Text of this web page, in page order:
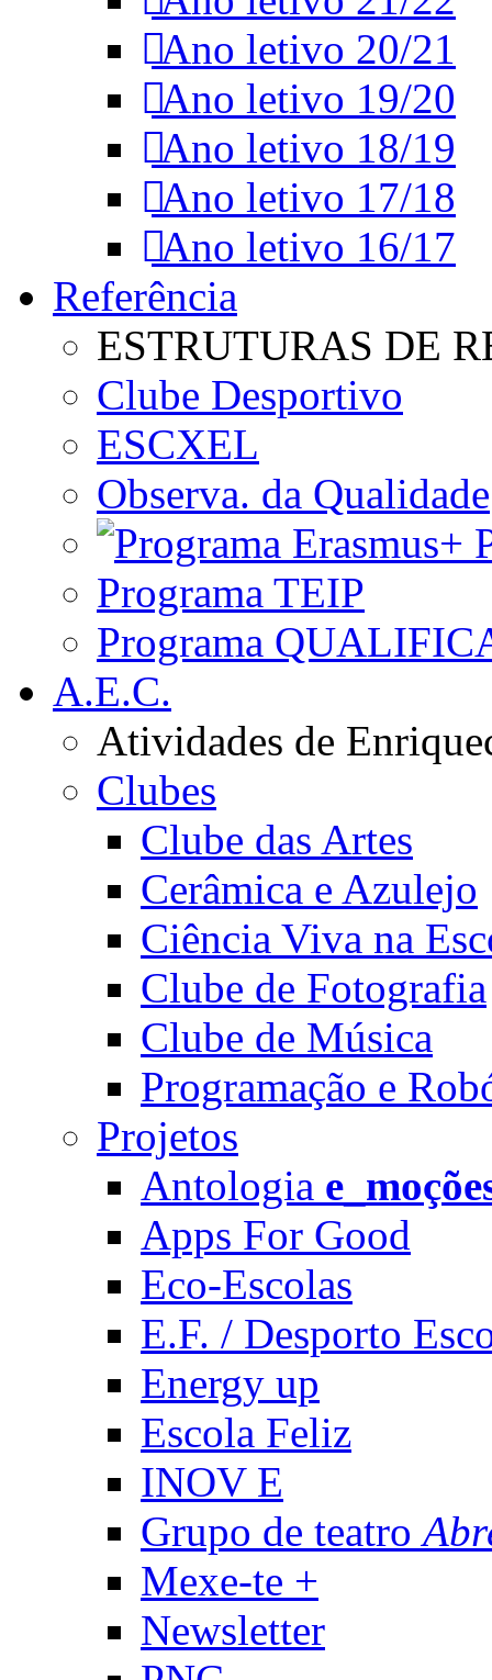
Ano letivo 20/21
Ano letivo 19/20
Ano letivo 18/19
Ano letivo 17/18
Ano letivo 16/17
Referência
ESTRUTURAS DE
Clube Desportivo
ESCXEL
Observa. da Qualidade
Programa TEIP
Programa
A.E.C.
Atividades de
Clubes
Clube das Artes
Cerâmica e Azulejo
Ciência Viva na
Clube de Fotografia
Clube de Música
Programação e
Projetos
Antologia
Apps For Good
Eco-Escolas
E.F. / Desporto
Energy up
Escola Feliz
INOV E
Grupo de teatro
Mexe-te +
Newsletter